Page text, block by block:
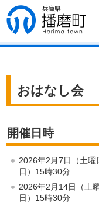
兵庫県 播磨
町
おはなし会
開催日時
2026年2月7日（土
日）15時30分
2026年2月14日（土
日）15時30分